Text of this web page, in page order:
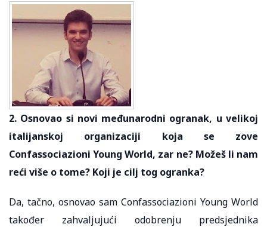
2. Osnovao si novi međunarodni ogranak, u velikoj
italijanskoj organizaciji koja se zove
Confassociazioni Young World, zar ne? Možeš li nam
reći više o tome? Koji je cilj tog ogranka?
Da, tačno, osnovao sam Confassociazioni Young World
također zahvaljujući odobrenju predsjednika